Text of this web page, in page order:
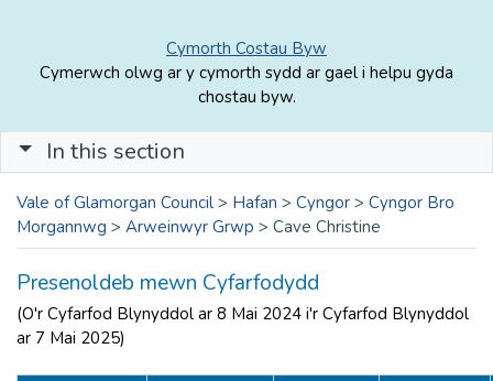
Cymorth Costau Byw
Cymerwch olwg ar y cymorth sydd ar gael i helpu gyda
chostau byw.
In this section
Vale of Glamorgan Council > Hafan > Cyngor > Cyngor Bro
Morgannwg > Arweinwyr Grwp > Cave Christine
Presenoldeb mewn Cyfarfodydd
(O'r Cyfarfod Blynyddol ar 8 Mai 2024 i'r Cyfarfod Blynyddol
ar 7 Mai 2025)